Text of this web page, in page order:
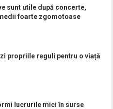
sunt utile după concerte,
foarte zgomotoase
propriile reguli pentru o viață
lucrurile mici în surse